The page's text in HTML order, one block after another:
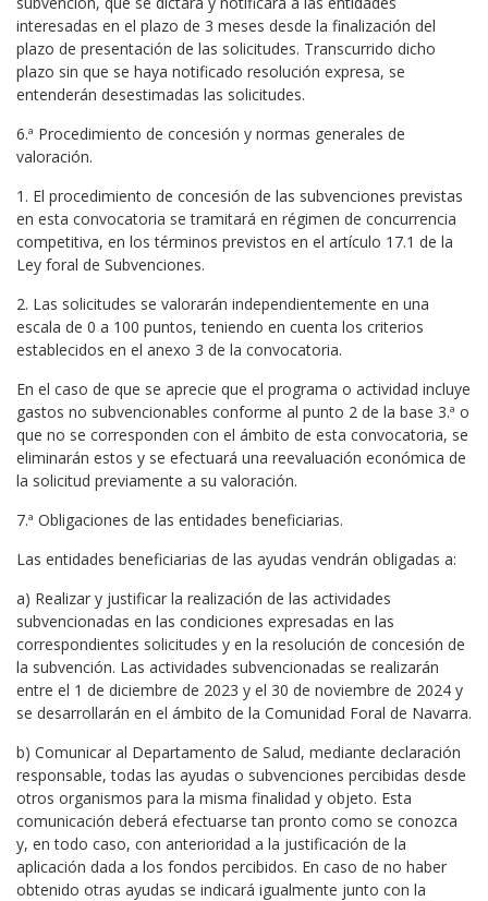
interesadas en el plazo de 3 meses desde la finalización del
plazo de presentación de las solicitudes. Transcurrido dicho
plazo sin que se haya notificado resolución expresa, se
entenderán desestimadas las solicitudes.
6.ª Procedimiento de concesión y normas generales de
valoración.
1. El procedimiento de concesión de las subvenciones previstas
en esta convocatoria se tramitará en régimen de concurrencia
competitiva, en los términos previstos en el artículo 17.1 de la
Ley foral de Subvenciones.
2. Las solicitudes se valorarán independientemente en una
escala de 0 a 100 puntos, teniendo en cuenta los criterios
establecidos en el anexo 3 de la convocatoria.
En el caso de que se aprecie que el programa o actividad incluye
gastos no subvencionables conforme al punto 2 de la base 3.ª o
que no se corresponden con el ámbito de esta convocatoria, se
eliminarán estos y se efectuará una reevaluación económica de
la solicitud previamente a su valoración.
7.ª Obligaciones de las entidades beneficiarias.
Las entidades beneficiarias de las ayudas vendrán obligadas a:
a) Realizar y justificar la realización de las actividades
subvencionadas en las condiciones expresadas en las
correspondientes solicitudes y en la resolución de concesión de
la subvención. Las actividades subvencionadas se realizarán
entre el 1 de diciembre de 2023 y el 30 de noviembre de 2024 y
se desarrollarán en el ámbito de la Comunidad Foral de Navarra.
b) Comunicar al Departamento de Salud, mediante declaración
responsable, todas las ayudas o subvenciones percibidas desde
otros organismos para la misma finalidad y objeto. Esta
comunicación deberá efectuarse tan pronto como se conozca
y, en todo caso, con anterioridad a la justificación de la
aplicación dada a los fondos percibidos. En caso de no haber
obtenido otras ayudas se indicará igualmente junto con la